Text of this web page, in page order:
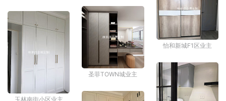
玉林南街小区业主
圣菲TOWN城业主
怡和新城F1区业主